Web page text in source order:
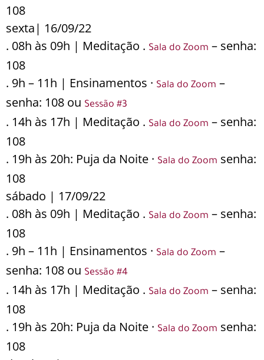
108
sexta| 16/09/22
. 08h às 09h | Meditação . Sala do Zoom – senha:
108
. 9h – 11h | Ensinamentos · Sala do Zoom –
senha: 108 ou Sessão #3
. 14h às 17h | Meditação . Sala do Zoom – senha:
108
. 19h às 20h: Puja da Noite · Sala do Zoom senha:
108
sábado | 17/09/22
. 08h às 09h | Meditação . Sala do Zoom – senha:
108
. 9h – 11h | Ensinamentos · Sala do Zoom –
senha: 108 ou Sessão #4
. 14h às 17h | Meditação . Sala do Zoom – senha:
108
. 19h às 20h: Puja da Noite · Sala do Zoom senha:
108